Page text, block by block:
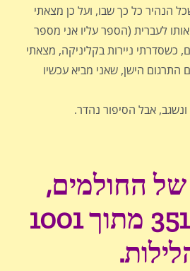
הנהיר כל כך שבו, ועל כן מצאתי
לעברית (הספר עליו אני מספר
כשסדרתי ניירות בקליניקה, מצאתי
התרגום הישן, שאני מביא עכשיו
ונשגב, אבל הסיפור נהדר.
של החולמים,
הלילה ה-351 מתוך 1001